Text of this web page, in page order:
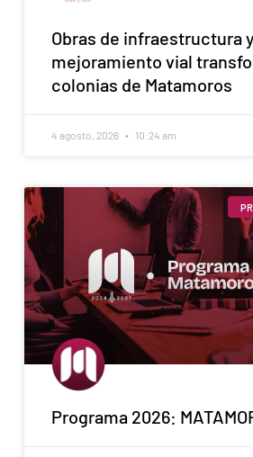
Obras de infraestructura y
mejoramiento vial
colonias de Matamoros
4 agosto, 2026 10:24 am
Programa 2026: